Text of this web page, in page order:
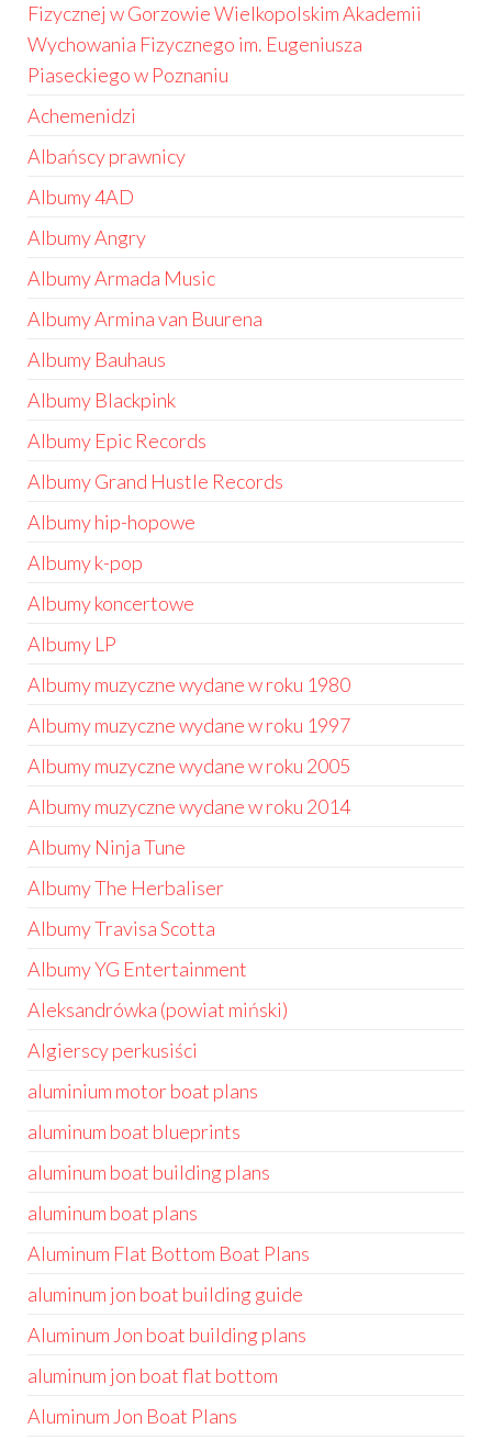
Fizycznej w Gorzowie Wielkopolskim Akademii
Wychowania Fizycznego im. Eugeniusza
Piaseckiego w Poznaniu
Achemenidzi
Albańscy prawnicy
Albumy 4AD
Albumy Angry
Albumy Armada Music
Albumy Armina van Buurena
Albumy Bauhaus
Albumy Blackpink
Albumy Epic Records
Albumy Grand Hustle Records
Albumy hip-hopowe
Albumy k-pop
Albumy koncertowe
Albumy LP
Albumy muzyczne wydane w roku 1980
Albumy muzyczne wydane w roku 1997
Albumy muzyczne wydane w roku 2005
Albumy muzyczne wydane w roku 2014
Albumy Ninja Tune
Albumy The Herbaliser
Albumy Travisa Scotta
Albumy YG Entertainment
Aleksandrówka (powiat miński)
Algierscy perkusiści
aluminium motor boat plans
aluminum boat blueprints
aluminum boat building plans
aluminum boat plans
Aluminum Flat Bottom Boat Plans
aluminum jon boat building guide
Aluminum Jon boat building plans
aluminum jon boat flat bottom
Aluminum Jon Boat Plans